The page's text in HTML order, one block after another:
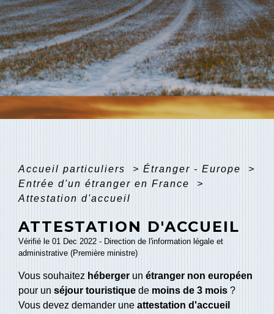
Accueil particuliers > Étranger - Europe
>
Entrée d'un étranger en France
>
Attestation d'accueil
ATTESTATION D'ACCUEIL
Vérifié le 01 Dec 2022 - Direction de l'information légale et
administrative (Première ministre)
Vous souhaitez héberger un étranger non européen
pour un séjour touristique de moins de 3 mois ?
Vous devez demander une attestation d'accueil